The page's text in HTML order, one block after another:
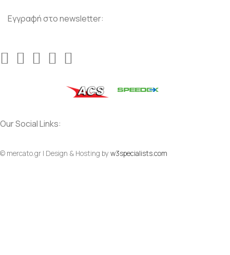
Εγγραφή στο newsletter:
Our Social Links:
© mercato.gr | Design & Hosting by w3specialists.com